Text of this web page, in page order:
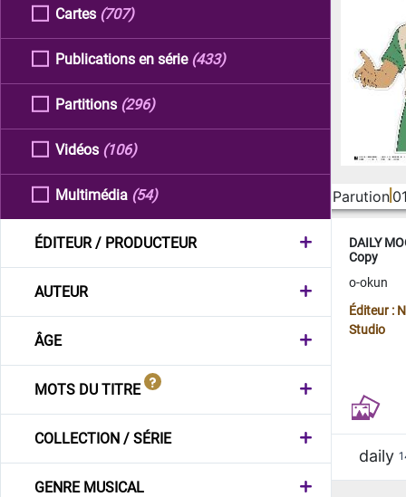
Cartes (707)
Publications en série (433)
Partitions (296)
Vidéos (106)
Multimédia (54)
ÉDITEUR / PRODUCTEUR
AUTEUR
ÂGE
MOTS DU TITRE
COLLECTION / SÉRIE
GENRE MUSICAL
Parution
DAILY
Copy
o-okun
Éditeur :
Studio
daily